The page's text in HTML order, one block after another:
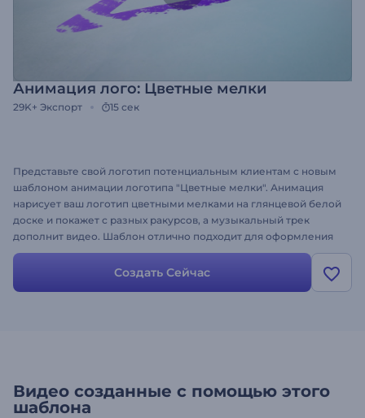
Анимация лого: Цветные мелки
29K+ Экспорт 15 сек
Представьте свой логотип потенциальным клиентам с новым
шаблоном анимации логотипа "Цветные мелки". Анимация
нарисует ваш логотип цветными мелками на глянцевой белой
доске и покажет с разных ракурсов, а музыкальный трек
дополнит видео. Шаблон отлично подходит для оформления
сайтов, презентаций, блога, интро для каналов и других
Создать Сейчас
Видео созданные с помощью этого
шаблона